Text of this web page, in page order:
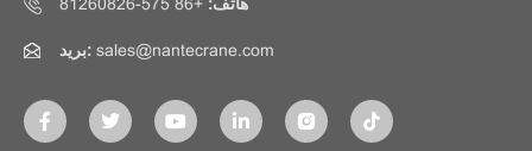
هاتف: +86 575-81260826
بريد: sales@nantecrane.com